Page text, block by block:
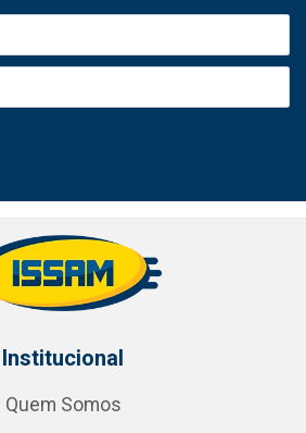
Institucional
Quem Somos